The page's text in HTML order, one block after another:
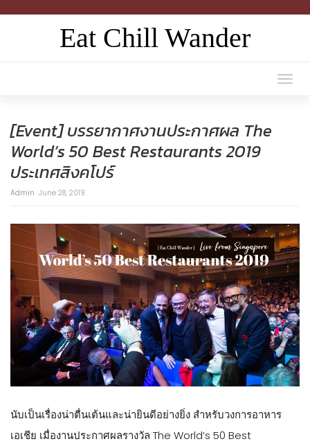
Eat Chill Wander
[Event] บรรยากาศงานประกาศผล The
World’s 50 Best Restaurants 2019
ประเทศสิงคโปร์
Admin June 28, 2019
นับเป็นเรื่องน่าตื่นเต้นและน่ายินดีอย่างยิ่ง สำหรับวงการอาหาร
เอเชีย เมื่องานประกาศผลรางวัล The World’s 50 Best